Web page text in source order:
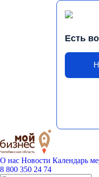
Есть
О нас Новости Календарь
8 800 350 24 74